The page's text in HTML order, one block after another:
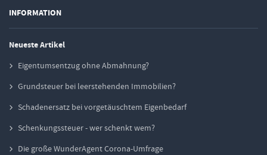
INFORMATION
Neueste Artikel
Eigentumsentzug ohne Abmahnung?
Grundsteuer bei leerstehenden Immobilien?
Schadenersatz bei vorgetäuschtem Eigenbedarf
Schenkungssteuer - wer schenkt wem?
Die große WunderAgent Corona-Umfrage